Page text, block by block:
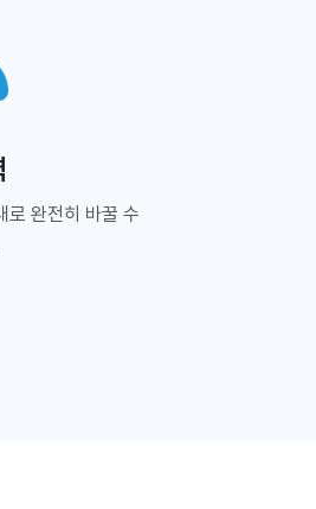
로 완전히 바꿀 수